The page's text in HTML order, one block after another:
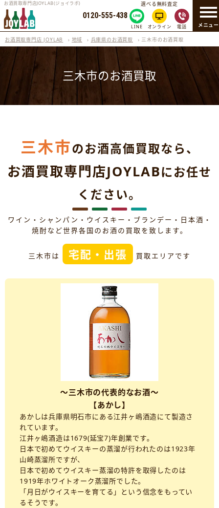
メニュー
お酒買取専門店JOYLAB(ジョイラボ)
0120-555-438
選べる無料査定
LINE オンライン 電話
お酒買取専門店 JOYLAB › 地域 › 兵庫県のお酒買取 ›三木市のお酒買取
三木市のお酒買取
三木市のお酒高価買取なら、
お酒買取専門店JOYLABにお任せ
ください。
ワイン・シャンパン・ウイスキー・ブランデー・日本酒・
焼酎など世界各国のお酒の買取を致します。
三木市は 宅配・出張 買取エリアです
～三木市の代表的なお酒～
【あかし】
あかしは兵庫県明石市にある江井ヶ嶋酒造にて製造さ
れています。
江井ヶ嶋酒造は1679(延宝7)年創業です。
日本で初めてウイスキーの蒸溜が行われたのは1923年
山崎蒸溜所ですが、
日本で初めてウイスキー蒸溜の特許を取得したのは
1919年ホワイトオーク蒸溜所でした。
「月日がウイスキーを育てる」という信念をもってい
るそうです。